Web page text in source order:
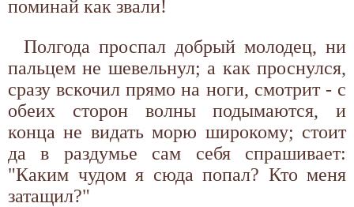
поминай как звали!
Полгода проспал добрый молодец, ни
пальцем не шевельнул; а как проснулся,
сразу вскочил прямо на ноги, смотрит - с
обеих сторон волны подымаются, и
конца не видать морю широкому; стоит
да в раздумье сам себя спрашивает:
"Каким чудом я сюда попал? Кто меня
затащил?"